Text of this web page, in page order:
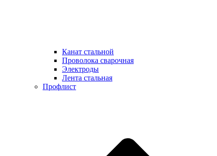
Канат стальной
Проволока сварочная
Электроды
Лента стальная
Профлист